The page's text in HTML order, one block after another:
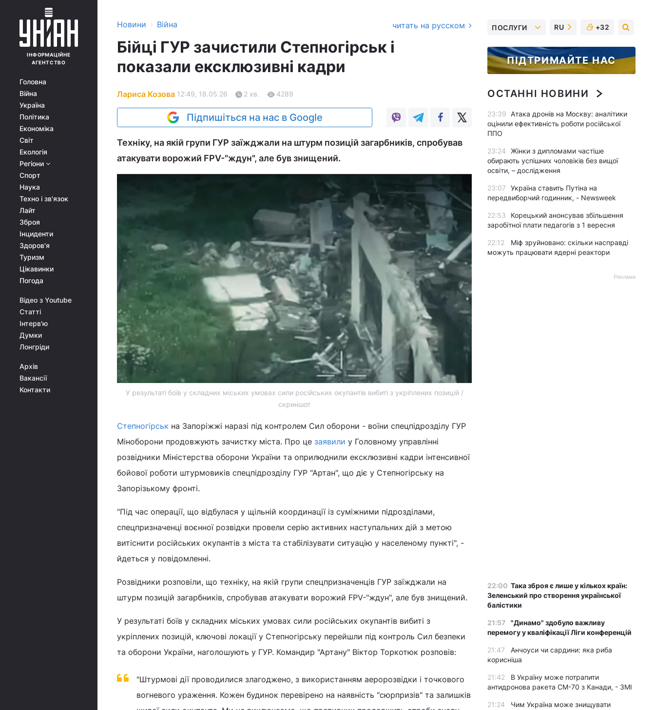
ІНФОРМАЦІЙНЕ
АГЕНТСТВО
Головна
Війна
Україна
Політика
Економіка
Світ
Екологія
Регіони
Спорт
Наука
Техно і зв'язок
Лайт
Зброя
Інциденти
Здоров'я
Туризм
Цікавинки
Погода
Відео з Youtube
Статті
Інтерв'ю
Думки
Лонгріди
Архів
Вакансії
Контакти
Новини › Війна читать на русском
Бійці ГУР зачистили Степногірськ і
показали ексклюзивні кадри
Лариса Козова 12:49, 18.05.26 2 хв. 4289
Підпишіться на нас в Google
Техніку, на якій групи ГУР заїжджали на штурм позицій загарбників, спробував
атакувати ворожий FPV-"ждун", але був знищений.
У результаті боїв у складних міських умовах сили російських окупантів вибиті з укріплених позицій /
скриншот
Степногірськ на Запоріжжі наразі під контролем Сил оборони - воїни спецпідрозділу ГУР
Міноборони продовжують зачистку міста. Про це заявили у Головному управлінні
розвідники Міністерства оборони України та оприлюднили ексклюзивні кадри інтенсивної
бойової роботи штурмовиків спецпідрозділу ГУР "Артан", що діє у Степногірську на
Запорізькому фронті.
"Під час операції, що відбулася у щільній координації із суміжними підрозділами,
спецпризначенці воєнної розвідки провели серію активних наступальних дій з метою
витіснити російських окупантів з міста та стабілізувати ситуацію у населеному пункті", -
йдеться у повідомленні.
Розвідники розповіли, що техніку, на якій групи спецпризначенців ГУР заїжджали на
штурм позицій загарбників, спробував атакувати ворожий FPV-"ждун", але був знищений.
У результаті боїв у складних міських умовах сили російських окупантів вибиті з
укріплених позицій, ключові локації у Степногірську перейшли під контроль Сил безпеки
та оборони України, наголошують у ГУР. Командир "Артану" Віктор Торкотюк розповів:
"Штурмові дії проводилися злагоджено, з використанням аеророзвідки і точкового
вогневого ураження. Кожен будинок перевірено на наявність "сюрпризів" та залишків
ПОСЛУГИ RU +32
ПІДТРИМАЙТЕ НАС
ОСТАННІ НОВИНИ
23:39
Атака дронів на Москву: аналітики
оцінили ефективність роботи російської
ППО
23:24
Жінки з дипломами частіше
обирають успішних чоловіків без вищої
освіти, – дослідження
23:07
Україна ставить Путіна на
передвиборчий годинник, - Newsweek
22:53
Корецький анонсував збільшення
заробітної плати педагогів з 1 вересня
22:12
Міф зруйновано: скільки насправді
можуть працювати ядерні реактори
Реклама
22:00 Така зброя є лише у кількох країн:
Зеленський про створення української
балістики
21:57
"Динамо" здобуло важливу
перемогу у кваліфікації Ліги конференцій
21:47
Анчоуси чи сардини: яка риба
корисніша
21:42
В Україну може потрапити
антидронова ракета CM-70 з Канади, - ЗМІ
21:24
Чим Україна може знищувати